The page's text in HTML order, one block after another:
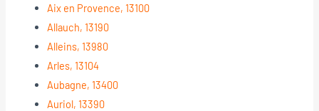
Aix en Provence, 13100
Allauch, 13190
Alleins, 13980
Arles, 13104
Aubagne, 13400
Auriol, 13390